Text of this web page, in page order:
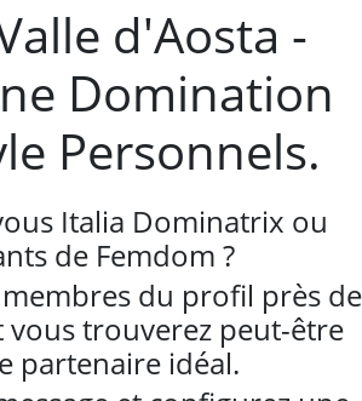
d'Aosta -
Domination
Personnels.
Italia Dominatrix ou
de Femdom ?
du profil près de
vous trouverez peut-être
partenaire idéal.